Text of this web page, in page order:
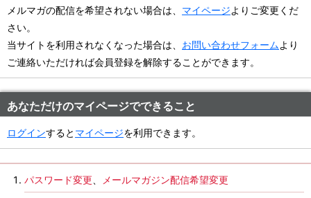
メルマガの配信を希望されない場合は、 マイページよりご変更くだ
さい。
当サイトを利用されなくなった場合は、 お問い合わせフォームより
ご連絡いただければ会員登録を解除することができます。
あなただけのマイページでできること
ログインすると マイページを利用できます。
パスワード変更 メールマガジン配信希望変更